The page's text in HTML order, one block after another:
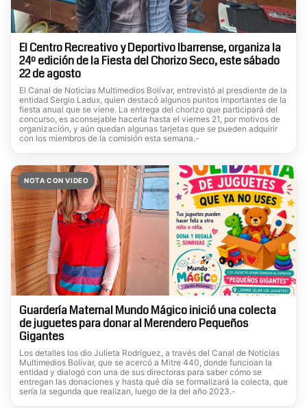
El Centro Recreativo y Deportivo Ibarrense, organiza la
24º edición de la Fiesta del Chorizo Seco, este sábado
22 de agosto
El Canal de Noticias Multimedios Bolívar, entrevistó al presdiente de la
entidad Sergio Ladux, quien destacó algunos puntos importantes de la
fiesta anual que se viene. La entrega del chorizo que participará del
concurso, es aconsejable hacerla hasta el viernes 21, por motivos de
organización, y aún quedan algunas tarjetas que se pueden adquirir
con los miembros de la comisión esta semana.-
NOTA CON VIDEO
Guardería Maternal Mundo Mágico inició una colecta
de juguetes para donar al Merendero Pequeños
Gigantes
Los detalles los dio Julieta Rodríguez, a través del Canal de Noticias
Multimedios Bolívar, que se acercó a Mitre 440, donde funcioan la
entidad y dialogó con una de sus directoras para saber cómo se
entregan las donaciones y hasta qué día se formalizará la colecta, que
sería la segunda que realizan, luego de la del año 2023.-